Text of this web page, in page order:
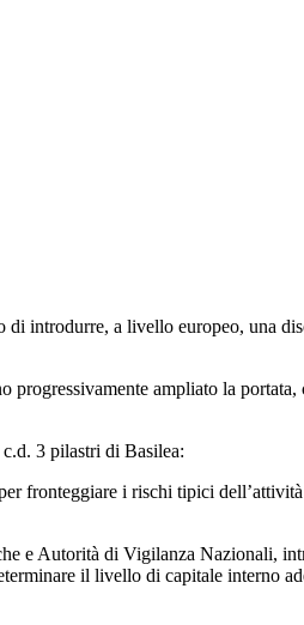
introdurre, a livello europeo, una
ampliato la
3 pilastri di Basilea:
fronteggiare i rischi tipici
e Autorità di Vigilanza Nazionali,
il livello di capitale interno